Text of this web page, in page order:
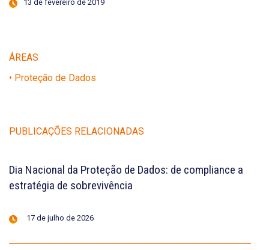
13 de fevereiro de 2019
ÁREAS
• Proteção de Dados
PUBLICAÇÕES RELACIONADAS
Dia Nacional da Proteção de Dados: de compliance a
estratégia de sobrevivência
17 de julho de 2026